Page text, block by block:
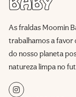
As fraldas Moomin
trabalhamos a favor
do nosso planeta
natureza limpa no